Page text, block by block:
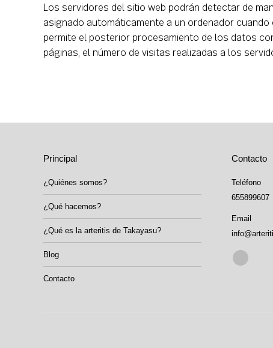
Los servidores del sitio web podrán detectar de
asignado automáticamente a un ordenador
permite el posterior procesamiento de los datos
páginas, el número de visitas realizadas a los
Principal
¿Quiénes somos?
¿Qué hacemos?
¿Qué es la arteritis de Takayasu?
Blog
Contacto
Contacto
Teléfono
655899607
Email
Facebook